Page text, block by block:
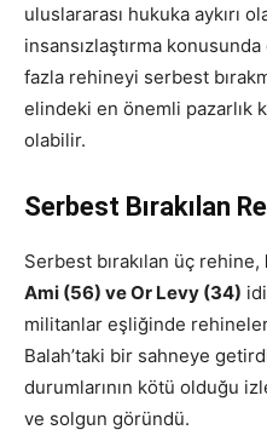
uluslararası hukuka aykırı
insansızlaştırma
fazla rehineyi serbest
elindeki en önemli pazarlık
olabilir.
Serbest Bırakılan
Serbest bırakılan üç rehine,
Ami (56) ve Or Levy (34)
militanlar eşliğinde
Balah’taki bir sahneye
durumlarının kötü olduğu
ve solgun göründü.